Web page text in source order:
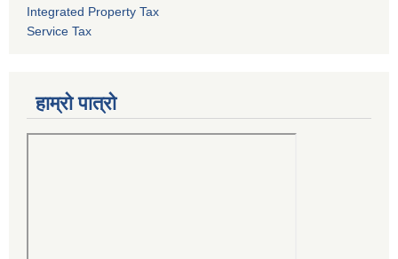
Integrated Property Tax
Service Tax
हाम्रो पात्रो